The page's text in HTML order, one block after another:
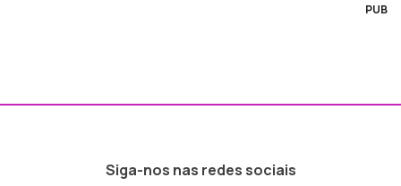
PUB
Siga-nos nas redes sociais